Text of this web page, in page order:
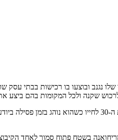
שקנה ולכל המקומות בהם
בפעילות משטרת קריית שמונה נתפס תושב